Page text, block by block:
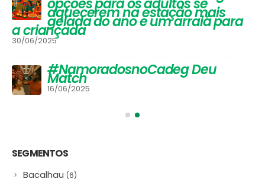
opções para os adultos se
aquecerem na estação mais
gelada do ano e um arraiá para
a criançada
30/06/2025
#NamoradosnoCadeg Deu
Match
16/06/2025
SEGMENTOS
Bacalhau (6)